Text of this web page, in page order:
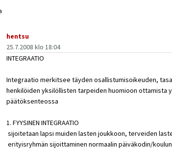
hentsu
25.7.2008 klo 18:04
INTEGRAATIO
Integraatio merkitsee täyden osallistumisoikeuden,
henkilöiden yksilöllisten tarpeiden huomioon ottamista
päätöksenteossa
1. FYYSINEN INTEGRAATIO
 sijoitetaan lapsi muiden lasten joukkoon, terveiden
 erityisryhmän sijoittaminen normaalin päiväkodin/